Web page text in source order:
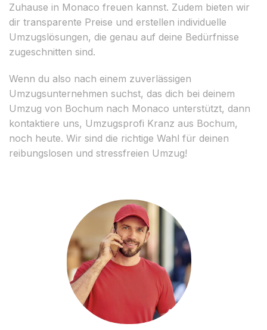
Zuhause in Monaco freuen kannst. Zudem bieten wir
dir transparente Preise und erstellen individuelle
Umzugslösungen, die genau auf deine Bedürfnisse
zugeschnitten sind.
Wenn du also nach einem zuverlässigen
Umzugsunternehmen suchst, das dich bei deinem
Umzug von Bochum nach Monaco unterstützt, dann
kontaktiere uns, Umzugsprofi Kranz aus Bochum,
noch heute. Wir sind die richtige Wahl für deinen
reibungslosen und stressfreien Umzug!